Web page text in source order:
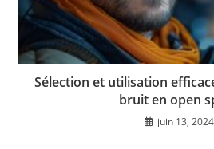
Sélection et utilisation
bruit en open
juin 13, 2024